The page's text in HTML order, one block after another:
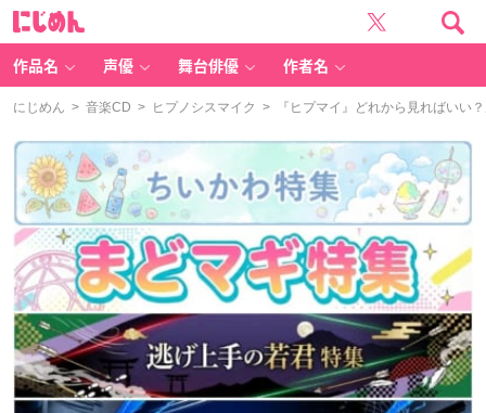
作品名 声優 舞台俳優 作者名
にじめん > 音楽CD > ヒプノシスマイク > 『ヒプマイ』どれから見ればいい